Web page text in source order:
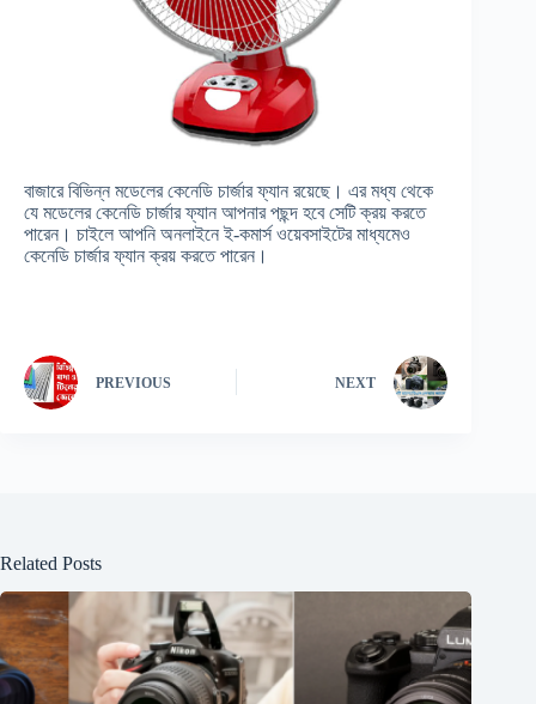
বাজারে বিভিন্ন মডেলের কেনেডি চার্জার ফ্যান রয়েছে। এর মধ্য থেকে
যে মডেলের কেনেডি চার্জার ফ্যান আপনার পছন্দ হবে সেটি ক্রয় করতে
পারেন। চাইলে আপনি অনলাইনে ই-কমার্স ওয়েবসাইটের মাধ্যমেও
কেনেডি চার্জার ফ্যান ক্রয় করতে পারেন।
PREVIOUS NEXT
Related Posts